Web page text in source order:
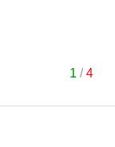
1 /4